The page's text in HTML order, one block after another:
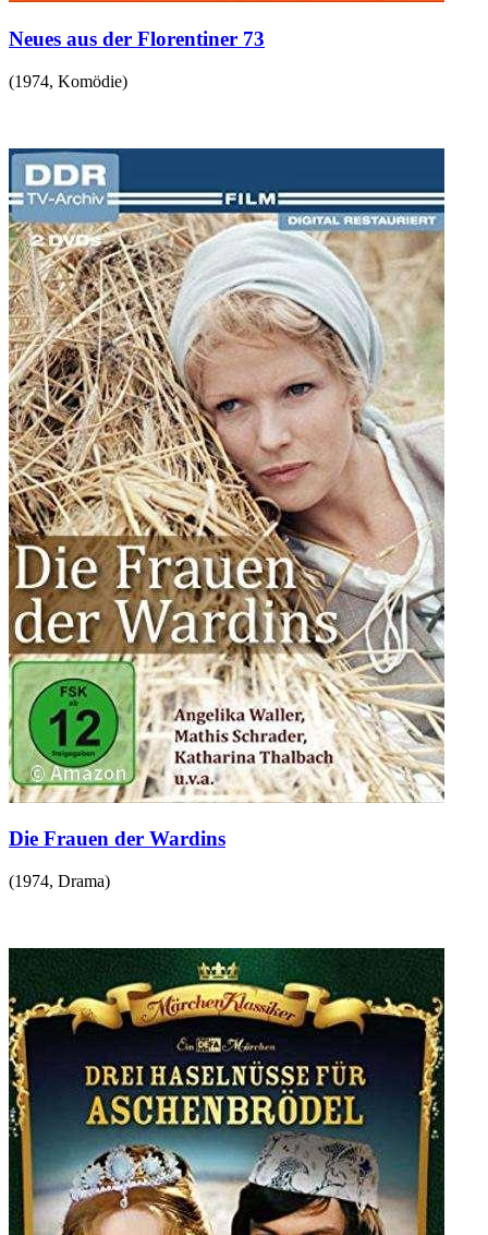
Neues aus der Florentiner 73
(1974, Komödie)
Die Frauen der Wardins
(1974, Drama)